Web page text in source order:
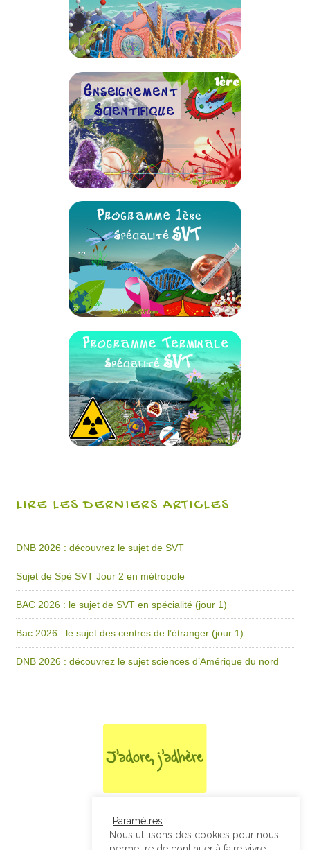
LIRE LES DERNIERS ARTICLES
DNB 2026 : découvrez le sujet de SVT
Sujet de Spé SVT Jour 2 en métropole
BAC 2026 : le sujet de SVT en spécialité (jour 1)
Bac 2026 : le sujet des centres de l’étranger (jour 1)
DNB 2026 : découvrez le sujet sciences d’Amérique du nord
Paramètres
Nous utilisons des cookies pour nous